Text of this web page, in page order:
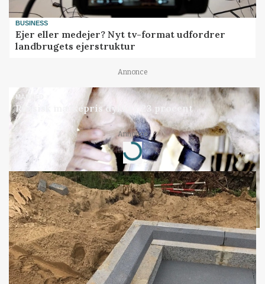
BUSINESS
Ejer eller medejer? Nyt tv-format udfordrer
landbrugets ejerstruktur
Annonce
MARKED
Russisk mælkepris dykker 23 procent
Annonce
Loading...